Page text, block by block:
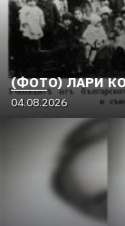
(ФОТО) ЛАРИ
04.08.2026